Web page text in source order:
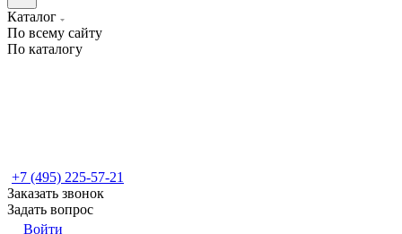
Каталог
По всему сайту
По каталогу
+7 (495) 225-57-21
Заказать звонок
Задать вопрос
Войти